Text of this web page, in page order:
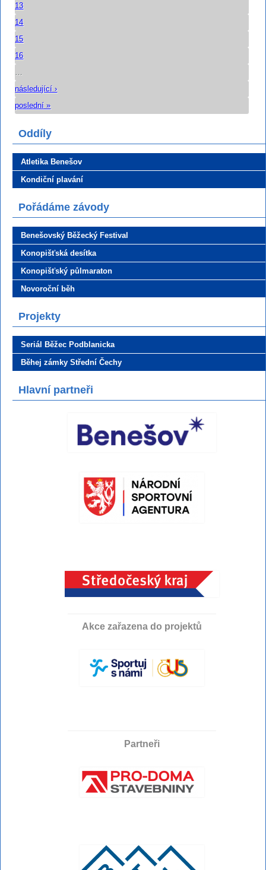
13
14
15
16
následující ›
poslední »
Oddíly
Atletika Benešov
Kondiční plavání
Pořádáme závody
Benešovský Běžecký Festival
Konopišťská desítka
Konopišťský půlmaraton
Novoroční běh
Projekty
Seriál Běžec Podblanicka
Běhej zámky Střední Čechy
Hlavní partneři
Akce zařazena do projektů
Partneři